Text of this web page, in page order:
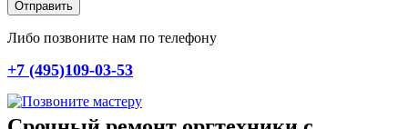
Отправить
Либо позвоните нам по телефону
+7 (495)109-03-53